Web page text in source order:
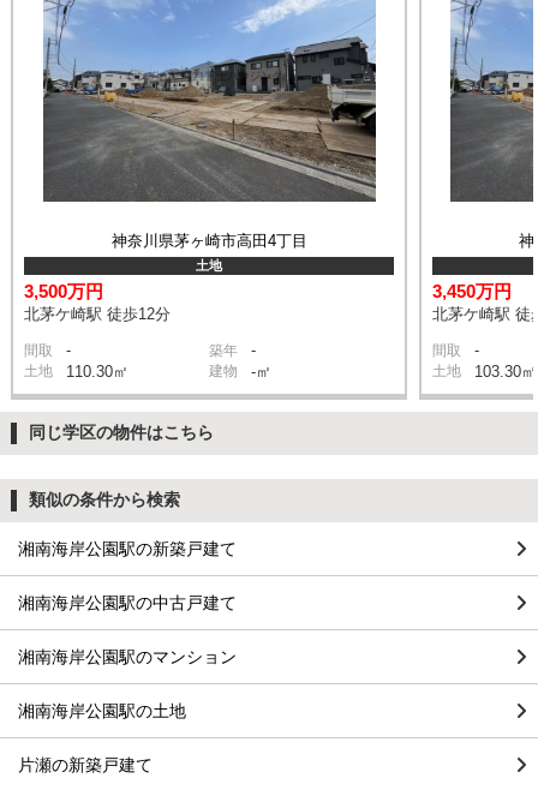
神奈川県茅ヶ崎市高田4丁目
土地
3,500万円
北茅ケ崎駅 徒歩12分
間取 - 築年 -
土地 110.30㎡ 建物 -㎡
神
3,450万円
北茅ケ崎駅 徒
間取 -
土地 103.30㎡
同じ学区の物件はこちら
類似の条件から検索
湘南海岸公園駅の新築戸建て
湘南海岸公園駅の中古戸建て
湘南海岸公園駅のマンション
湘南海岸公園駅の土地
片瀬の新築戸建て